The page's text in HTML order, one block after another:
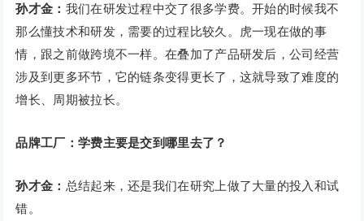
孙才金： 我们在研发过程中交了很多学费。开始的时候我不
那么懂技术和研发，需要的过程比较久。虎一现在做的事
情，跟之前做跨境不一样。在叠加了产品研发后，公司经营
涉及到更多环节，它的链条变得更长了，这就导致了难度的
增长、周期被拉长。
品牌工厂：学费主要是交到哪里去了？
孙才金： 总结起来，还是我们在研究上做了大量的投入和试
错。